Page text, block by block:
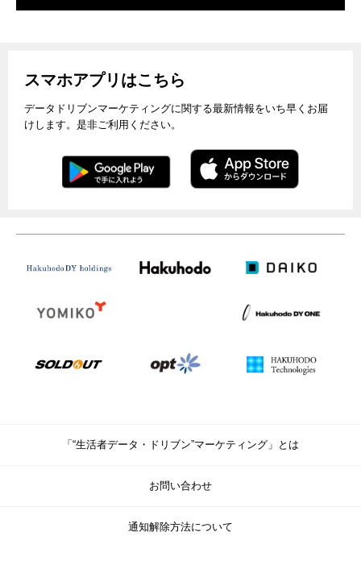
スマホアプリはこちら
データドリブンマーケティングに関する最新情報をいち早くお届
けします。是非ご利用ください。
「“生活者データ・ドリブン”マーケティング」とは
お問い合わせ
通知解除方法について